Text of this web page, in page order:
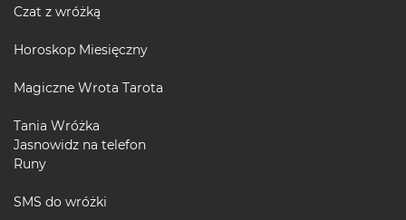
Czat z wróżką
Horoskop Miesięczny
Magiczne Wrota Tarota
Tania Wróżka
Jasnowidz na telefon
Runy
SMS do wróżki